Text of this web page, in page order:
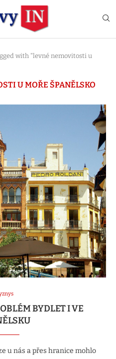
with "levné nemovitosti u
U MOŘE ŠPANĚLSKO
BYDLET I VE
u nás a přes hranice mohlo